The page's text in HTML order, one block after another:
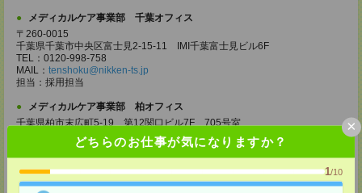
どちらのお仕事が気になりますか？
1/10
×
メディカルケア事業部 千葉オフィス
〒260-0015
千葉県千葉市中央区富士見2-15-11 IMI千葉富士見ビル6F
TEL：0120-998-758
MAIL： tenshoku@nikken-ts.jp
担当：採用担当
メディカルケア事業部 柏オフィス
千葉県柏市末広町5-19 第12関口ビル7F 705号室
TEL：0120-935-218
tenshoku@nikken-ts.jp
担当：採用担当
メディカルケア事業部 新宿オフィス